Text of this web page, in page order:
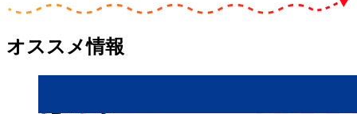
オススメ情報